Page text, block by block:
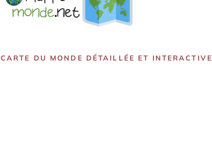
CARTE DU MONDE DÉTAILLÉE ET INTERACTIVE